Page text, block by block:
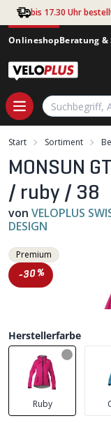
Zum Hauptinhalt
bis 17.30 Uhr
OnlineshopBeratung &
Start Sortiment
MONSUN
/ ruby / 38
von VELOPLUS
DESIGN
Premium
-30%
Herstellerfarbe
Ruby